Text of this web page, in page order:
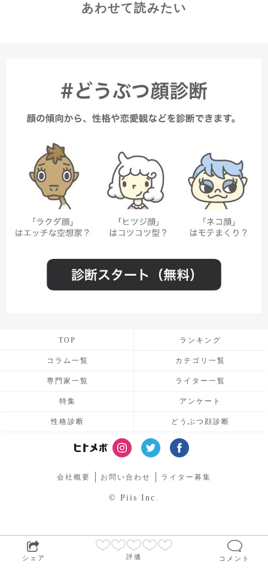
シェア 評価 コメント
あわせて読みたい
TOP ランキング
コラム一覧 カテゴリ一覧
専門家一覧 ライター一覧
特集 アンケート
性格診断 どうぶつ顔診断
会社概要 お問い合わせ ライター募集
© Piis Inc.